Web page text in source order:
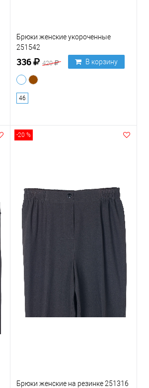
Брюки женские укороченные
251542
336 420 В корзину
46
-20 %
Брюки женские на резинке 251316